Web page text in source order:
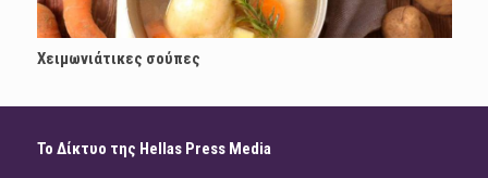
Χειμωνιάτικες σούπες
Το Δίκτυο της Hellas Press Media